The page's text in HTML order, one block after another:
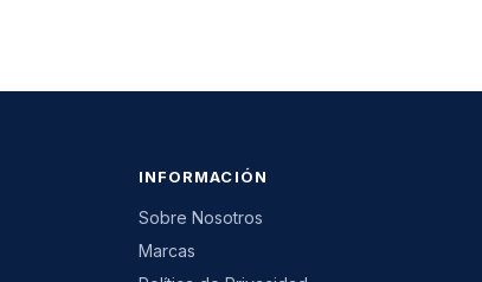
INFORMACIÓN
Sobre Nosotros
Marcas